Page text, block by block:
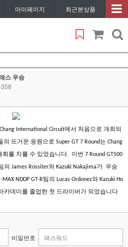
마이페이지 최근본상품
스 우승
Chang International Circuit에서 처음으로 개최되
의 뜨거운 응원으로 Super GT 7 Round는 Chang
회를 치를 수 있었습니다. 이번 7 Round GT500
의 James Rossiter와 Kazuki Nakajima가 우승
MAX NDDP GT-R팀의 Lucas Ordonez와 Kazuki Ho
카데미를 졸업한 첫 드라이버가 되었습니다
비밀번호